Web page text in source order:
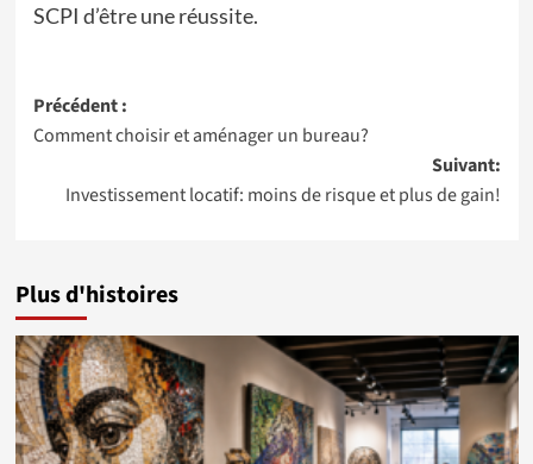
SCPI d’être une réussite.
Navigation
d’article
Précédent :
Comment choisir et aménager un bureau?
Suivant:
Investissement locatif: moins de risque et plus de gain!
Plus d'histoires